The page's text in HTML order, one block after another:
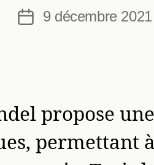
Date9 décembre 2021
propose
permettant